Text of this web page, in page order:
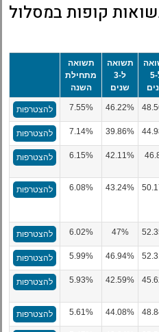
קופות במסלול
ל-5
תשואה
ל-3
שנים
תשואה
מתחילת
השנה
46.22%
7.55% להצטרפות
39.86%
7.14% להצטרפות
42.11%
6.15% להצטרפות
43.24%
6.08% להצטרפות
47%
6.02% להצטרפות
46.94%
5.99% להצטרפות
42.59%
5.93% להצטרפות
44.08%
5.61% להצטרפות